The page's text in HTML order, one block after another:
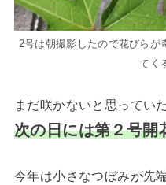
2号は朝撮影したので花びら
てく
まだ咲かないと思ってい
次の日には第２号開
今年は小さなつぼみが先